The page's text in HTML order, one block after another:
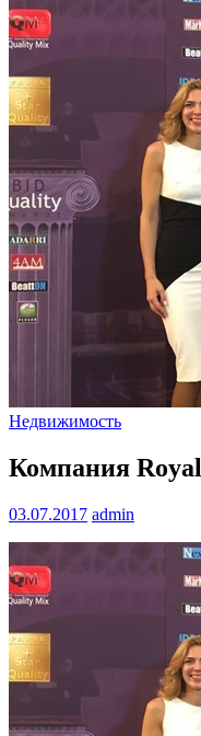
Недвижимость
Компания
03.07.2017 admin